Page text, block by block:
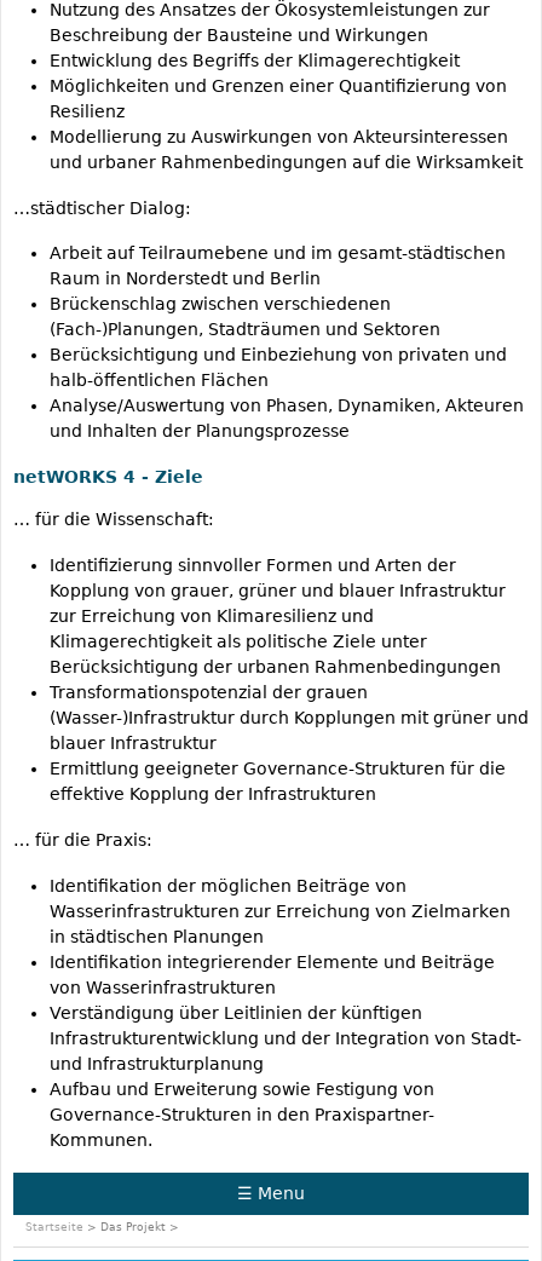
Nutzung des Ansatzes der Ökosystemleistungen zur
Beschreibung der Bausteine und Wirkungen
Entwicklung des Begriffs der Klimagerechtigkeit
Möglichkeiten und Grenzen einer Quantifizierung von
Resilienz
Modellierung zu Auswirkungen von Akteursinteressen
und urbaner Rahmenbedingungen auf die Wirksamkeit
…städtischer Dialog:
Arbeit auf Teilraumebene und im gesamt-städtischen
Raum in Norderstedt und Berlin
Brückenschlag zwischen verschiedenen
(Fach-)Planungen, Stadträumen und Sektoren
Berücksichtigung und Einbeziehung von privaten und
halb-öffentlichen Flächen
Analyse/Auswertung von Phasen, Dynamiken, Akteuren
und Inhalten der Planungsprozesse
netWORKS 4 - Ziele
… für die Wissenschaft:
Identifizierung sinnvoller Formen und Arten der
Kopplung von grauer, grüner und blauer Infrastruktur
zur Erreichung von Klimaresilienz und
Klimagerechtigkeit als politische Ziele unter
Berücksichtigung der urbanen Rahmenbedingungen
Transformationspotenzial der grauen
(Wasser-)Infrastruktur durch Kopplungen mit grüner und
blauer Infrastruktur
Ermittlung geeigneter Governance-Strukturen für die
effektive Kopplung der Infrastrukturen
… für die Praxis:
Identifikation der möglichen Beiträge von
Wasserinfrastrukturen zur Erreichung von Zielmarken
in städtischen Planungen
Identifikation integrierender Elemente und Beiträge
von Wasserinfrastrukturen
Verständigung über Leitlinien der künftigen
Infrastrukturentwicklung und der Integration von Stadt-
und Infrastrukturplanung
Aufbau und Erweiterung sowie Festigung von
Governance-Strukturen in den Praxispartner-
Kommunen.
☰ Menu
Startseite > Das Projekt >